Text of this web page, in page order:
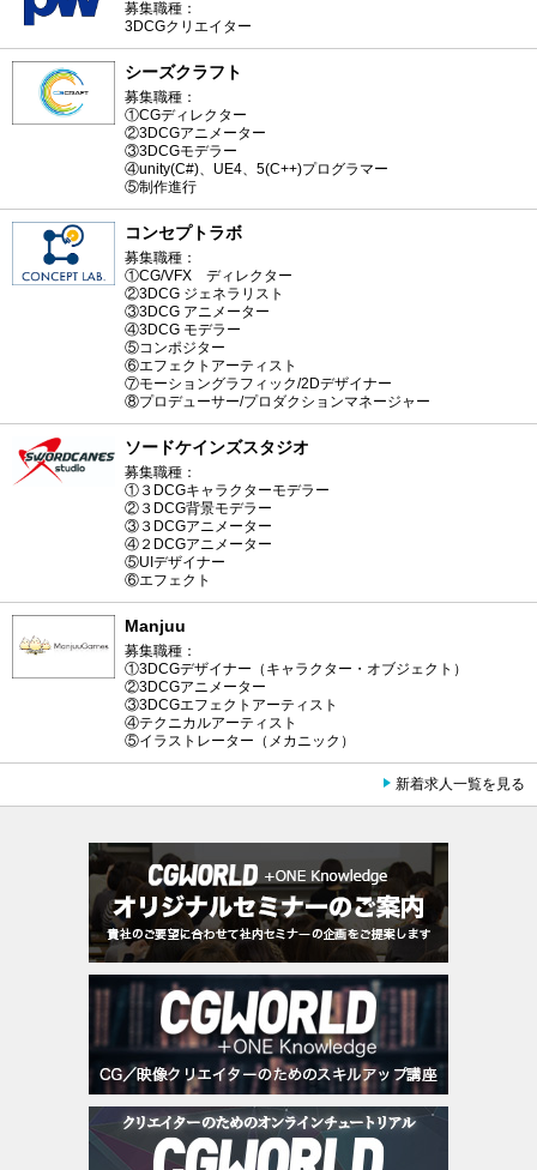
募集職種：
3DCGクリエイター
シーズクラフト
募集職種：
①CGディレクター
②3DCGアニメーター
③3DCGモデラー
④unity(C#)、UE4、5(C++)プログラマー
⑤制作進行
コンセプトラボ
募集職種：
①CG/VFX ディレクター
②3DCG ジェネラリスト
③3DCG アニメーター
④3DCG モデラー
⑤コンポジター
⑥エフェクトアーティスト
⑦モーショングラフィック/2Dデザイナー
⑧プロデューサー/プロダクションマネージャー
ソードケインズスタジオ
募集職種：
①３DCGキャラクターモデラー
②３DCG背景モデラー
③３DCGアニメーター
④２DCGアニメーター
⑤UIデザイナー
⑥エフェクト
Manjuu
募集職種：
①3DCGデザイナー（キャラクター・オブジェクト）
②3DCGアニメーター
③3DCGエフェクトアーティスト
④テクニカルアーティスト
⑤イラストレーター（メカニック）
新着求人一覧を見る